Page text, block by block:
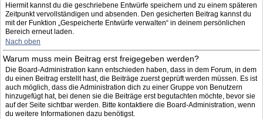
Hiermit kannst du die geschriebene Entwürfe speichern und zu einem späteren
Zeitpunkt vervollständigen und absenden. Den gesicherten Beitrag kannst du
mit der Funktion „Gespeicherte Entwürfe verwalten“ in deinem persönlichen
Bereich erneut laden.
Nach oben
Warum muss mein Beitrag erst freigegeben werden?
Die Board-Administration kann entschieden haben, dass in dem Forum, in dem
du einen Beitrag erstellt hast, die Beiträge zuerst geprüft werden müssen. Es ist
auch möglich, dass die Administration dich zu einer Gruppe von Benutzern
hinzugefügt hat, bei denen sie die Beiträge erst begutachten möchte, bevor sie
auf der Seite sichtbar werden. Bitte kontaktiere die Board-Administration, wenn
du weitere Informationen dazu benötigst.